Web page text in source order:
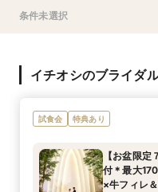
条件未選択
イチオシのブライダ
試食会 特典あり
【お盆限
付＊最大
×牛フィレ